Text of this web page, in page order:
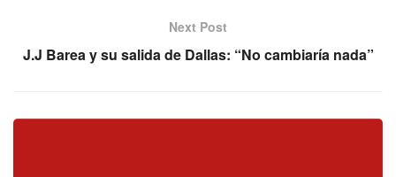
Next Post
J.J Barea y su salida de Dallas: “No cambiaría nada”